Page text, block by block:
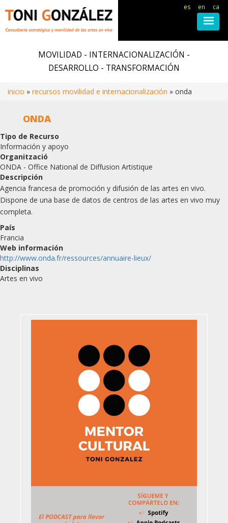
MOVILIDAD - INTERNACIONALIZACIÓN -
DESARROLLO - TRANSFORMACIÓN
de
navegación
inicio recursos movilidad e internacionalización onda
es en ca
ONDA
Tipo de Recurso
Información y apoyo
Organització
ONDA - Office National de Diffusion Artistique
Descripción
Agencia francesa de promoción y difusión de las artes en vivo.
Dispone de una base de datos de centros de las artes en vivo muy
completa.
País
Francia
Web información
http://www.onda.fr/ressources/annuaire-lieux/
Disciplinas
Artes en vivo